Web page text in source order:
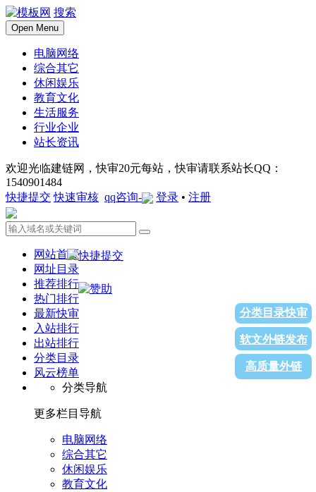
搜索
Open Menu
电脑网络
综合其它
休闲娱乐
教育文化
生活服务
行业企业
站长资讯
欢迎光临建链网，快审20元每站，快审请联系站长QQ：
1540901484
快捷提交 快速审核 qq咨询- 登录 • 注册
网站首页
网址目录
推荐排行
热门排行
最新快审
入站排行
出站排行
分类目录
风云榜单
分类导航
更多栏目导航
电脑网络
综合其它
休闲娱乐
教育文化
分类目录快审
软文外链发布
高质量外链